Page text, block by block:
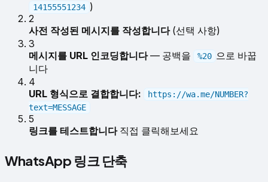
14155551234 )
2
사전 작성된 메시지를 작성합니다(선택 사항)
3
메시지를 URL 인코딩합니다— 공백을 %20 으로 바꿉
니다
4
URL 형식으로 결합합니다:
https://wa.me/NUMBER?
text=MESSAGE
5
링크를 테스트합니다직접 클릭해보세요
WhatsApp 링크 단축